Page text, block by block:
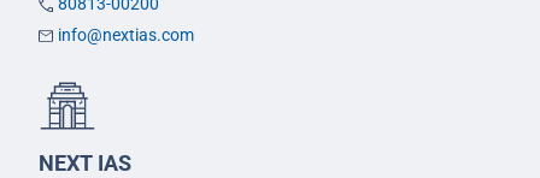
info@nextias.com
NEXT IAS